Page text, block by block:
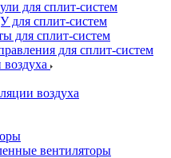
для сплит-систем
для сплит-систем
для сплит-систем
для сплит-систем
воздуха
вентиляторы